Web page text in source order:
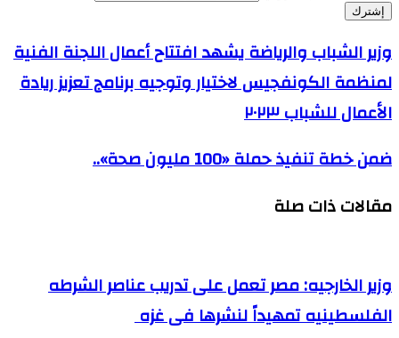
وزير الشباب والرياضة يشهد افتتاح أعمال اللجنة الفنية
لمنظمة الكونفجيس لاختيار وتوجيه برنامج تعزيز ريادة
الأعمال للشباب ٢٠٢٣
ضمن خطة تنفيذ حملة «100 مليون صحة»..
مقالات ذات صلة
وزير الخارجيه: مصر تعمل على تدريب عناصر الشرطه
الفلسطينيه تمهيداً لنشرها فى غزه